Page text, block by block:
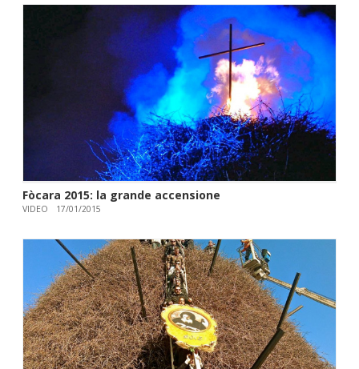
Fòcara 2015: la grande accensione
VIDEO 17/01/2015